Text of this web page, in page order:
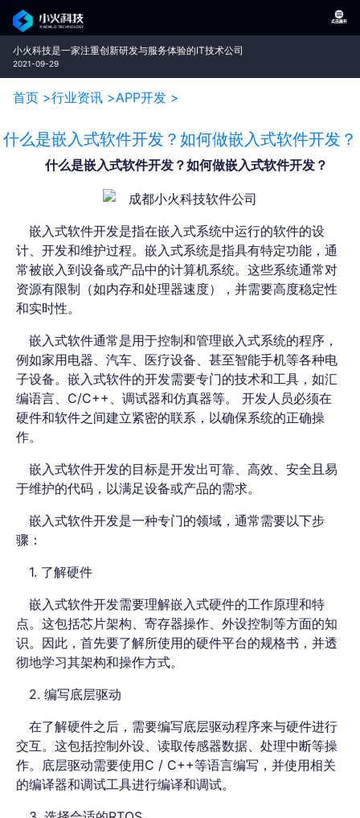
小火科技是一家注重创新研发与服务体验的IT技术公司
2021-09-29
首页 >行业资讯 >APP开发 >
什么是嵌入式软件开发？如何做嵌入式软件开发？
什么是嵌入式软件开发？如何做嵌入式软件开发？
嵌入式软件开发是指在嵌入式系统中运行的软件的设
计、开发和维护过程。嵌入式系统是指具有特定功能，通
常被嵌入到设备或产品中的计算机系统。这些系统通常对
资源有限制（如内存和处理器速度），并需要高度稳定性
和实时性。
嵌入式软件通常是用于控制和管理嵌入式系统的程序，
例如家用电器、汽车、医疗设备、甚至智能手机等各种电
子设备。嵌入式软件的开发需要专门的技术和工具，如汇
编语言、C/C++、调试器和仿真器等。 开发人员必须在
硬件和软件之间建立紧密的联系，以确保系统的正确操
作。
嵌入式软件开发的目标是开发出可靠、高效、安全且易
于维护的代码，以满足设备或产品的需求。
嵌入式软件开发是一种专门的领域，通常需要以下步
骤：
1. 了解硬件
嵌入式软件开发需要理解嵌入式硬件的工作原理和特
点。这包括芯片架构、寄存器操作、外设控制等方面的知
识。因此，首先要了解所使用的硬件平台的规格书，并透
彻地学习其架构和操作方式。
2. 编写底层驱动
在了解硬件之后，需要编写底层驱动程序来与硬件进行
交互。这包括控制外设、读取传感器数据、处理中断等操
作。底层驱动需要使用C / C++等语言编写，并使用相关
的编译器和调试工具进行编译和调试。